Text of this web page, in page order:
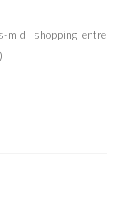
midi shopping entre